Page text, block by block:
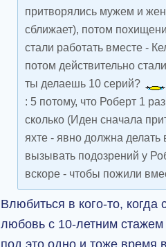
притворялись мужем и
сближает), потом
стали работать вместе -
потом действительно
ты делаешь 10 серий?
: 5 потому, что Роберт 1
сколько (Иден сначала
яхте - явно должна делать
вызывать подозрений у
вскоре - чтобы пожили
Влюбиться в кого-то,
любовь с 10-летним
под это одно и тоже время